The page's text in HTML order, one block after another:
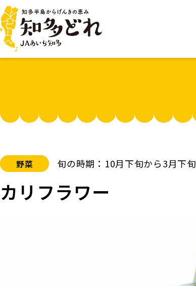
野菜 旬の時期：10月下旬から3月下旬
カリフラワー